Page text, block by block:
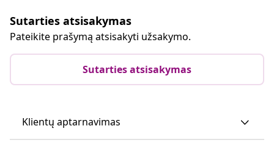
Sutarties atsisakymas
Pateikite prašymą atsisakyti užsakymo.
Sutarties atsisakymas
Klientų aptarnavimas